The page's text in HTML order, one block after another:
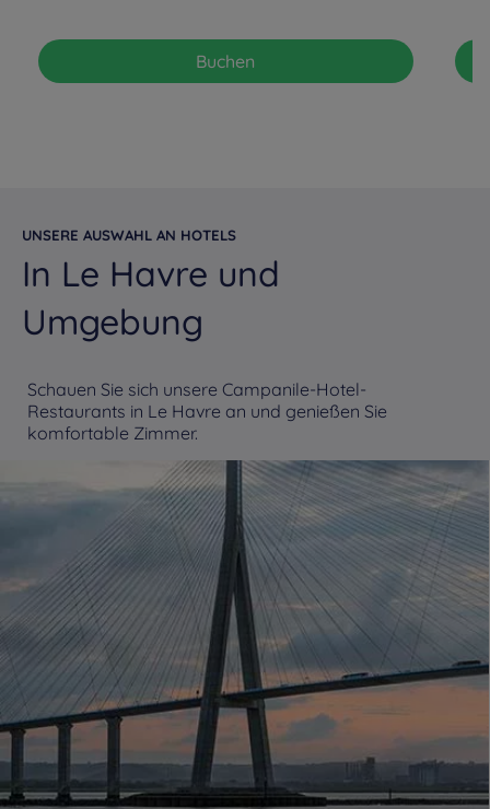
Buchen
UNSERE AUSWAHL AN HOTELS
In Le Havre und
Umgebung
Schauen Sie sich unsere Campanile-Hotel-
Restaurants in Le Havre an und genießen Sie
komfortable Zimmer.